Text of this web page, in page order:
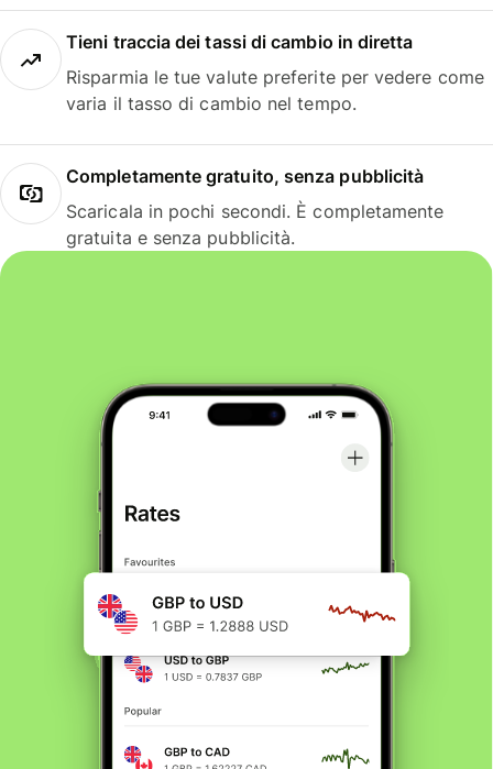
Tieni traccia dei tassi di cambio in diretta
Risparmia le tue valute preferite per vedere come
varia il tasso di cambio nel tempo.
Completamente gratuito, senza pubblicità
Scaricala in pochi secondi. È completamente
gratuita e senza pubblicità.